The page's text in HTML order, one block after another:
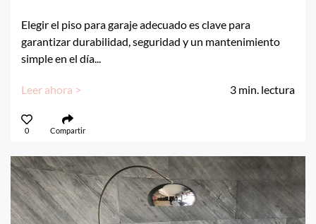
Elegir el piso para garaje adecuado es clave para
garantizar durabilidad, seguridad y un mantenimiento
simple en el día...
Leer ahora > 3 min. lectura
0 Compartir